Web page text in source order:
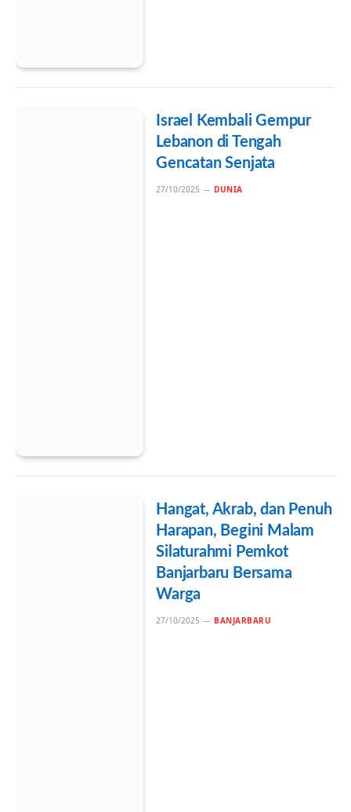
Israel Kembali Gempur
Lebanon di Tengah
Gencatan Senjata
27/10/2025 DUNIA
Hangat, Akrab, dan Penuh
Harapan, Begini Malam
Silaturahmi Pemkot
Banjarbaru Bersama
Warga
27/10/2025 BANJARBARU